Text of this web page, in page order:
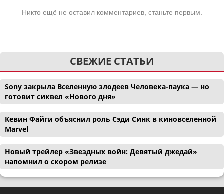
Никто ещё не оставил комментариев, станьте первым.
СВЕЖИЕ СТАТЬИ
Sony закрыла Вселенную злодеев Человека-паука — но
готовит сиквел «Нового дня»
Кевин Файги объяснил роль Сэди Синк в киновселенной
Marvel
Новый трейлер «Звездных войн: Девятый джедай»
напомнил о скором релизе